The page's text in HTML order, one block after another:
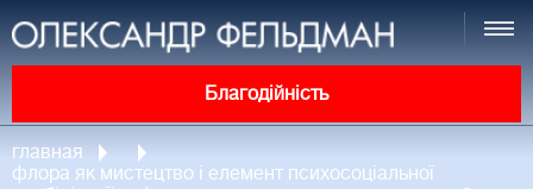
Благодійність
главная
флора як мистецтво і елемент психосоціальної